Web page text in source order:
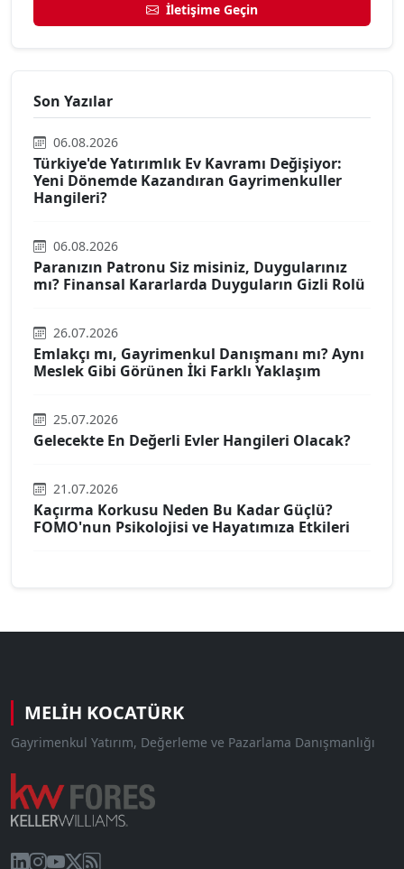
İletişime Geçin
Son Yazılar
06.08.2026
Türkiye'de Yatırımlık Ev Kavramı Değişiyor:
Yeni Dönemde Kazandıran Gayrimenkuller
Hangileri?
06.08.2026
Paranızın Patronu Siz misiniz, Duygularınız
mı? Finansal Kararlarda Duyguların Gizli Rolü
26.07.2026
Emlakçı mı, Gayrimenkul Danışmanı mı? Aynı
Meslek Gibi Görünen İki Farklı Yaklaşım
25.07.2026
Gelecekte En Değerli Evler Hangileri Olacak?
21.07.2026
Kaçırma Korkusu Neden Bu Kadar Güçlü?
FOMO'nun Psikolojisi ve Hayatımıza Etkileri
MELIH KOCATÜRK
Gayrimenkul Yatırım, Değerleme ve Pazarlama Danışmanlığı